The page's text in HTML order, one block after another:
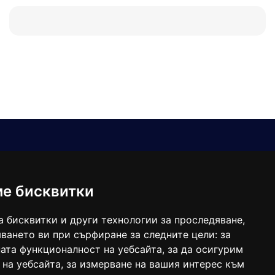
бисквитки
бисквитки и други технологии за проследяване,
ви при сърфиране за следните цели: за
функционалност на уебсайта, за да осигурим
уебсайта, за измерване на вашия интерес към
balgarkanews@gmail.com